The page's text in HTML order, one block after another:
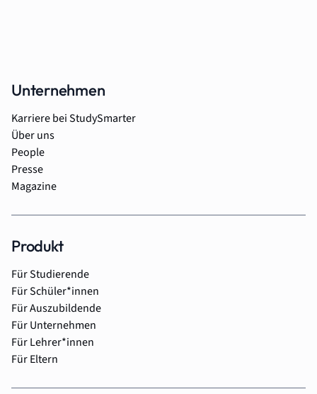
Unternehmen
Karriere bei StudySmarter
Über uns
People
Presse
Magazine
Produkt
Für Studierende
Für Schüler*innen
Für Auszubildende
Für Unternehmen
Für Lehrer*innen
Für Eltern